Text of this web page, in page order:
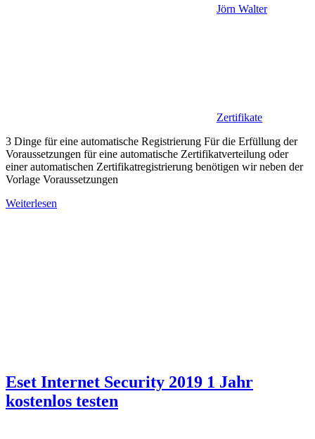
Jörn Walter
Zertifikate
3 Dinge für eine automatische Registrierung Für die Erfüllung der
Voraussetzungen für eine automatische Zertifikatverteilung oder
einer automatischen Zertifikatregistrierung benötigen wir neben der
Vorlage Voraussetzungen
Weiterlesen
Eset Internet Security 2019 1 Jahr
kostenlos testen